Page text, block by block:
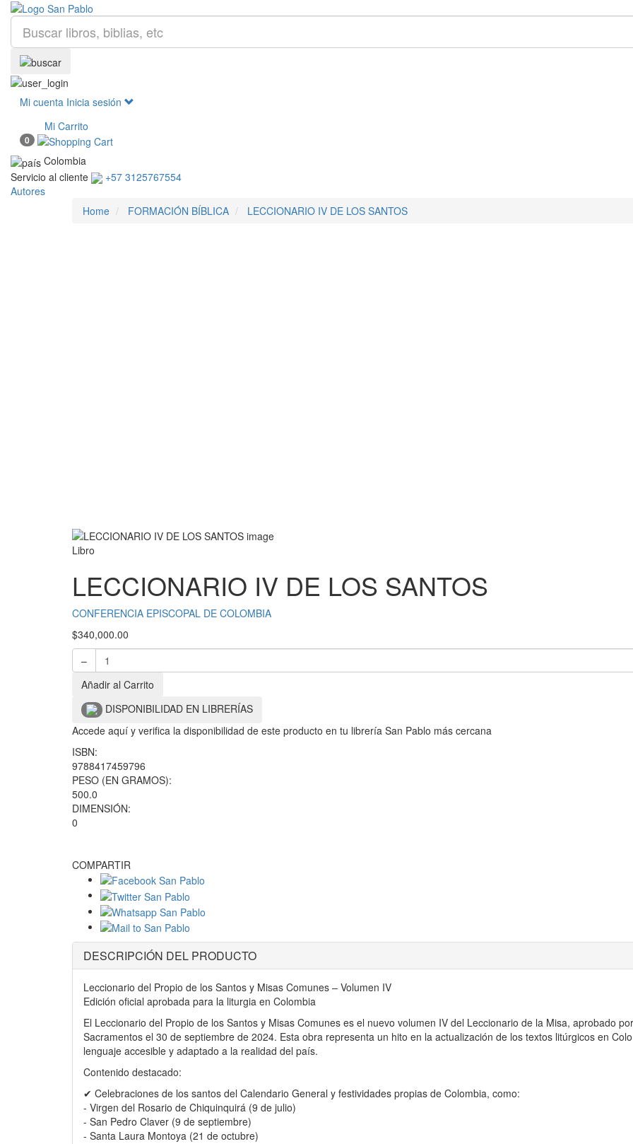
Mi cuenta Inicia sesión
Mi Carrito
0
Colombia
Servicio al cliente
+57 3125767554
Autores
Home
FORMACIÓN BÍBLICA LECCIONARIO IV DE LOS SANTOS
Libro
LECCIONARIO IV DE LOS SANTOS
CONFERENCIA EPISCOPAL DE COLOMBIA
$340,000.00
–
Añadir al Carrito
DISPONIBILIDAD EN LIBRERÍAS
Accede aquí y verifica la disponibilidad de este producto en tu librería San Pablo más cercana
ISBN:
9788417459796
PESO (EN GRAMOS):
500.0
DIMENSIÓN:
0
COMPARTIR
DESCRIPCIÓN DEL PRODUCTO
Leccionario del Propio de los Santos y Misas Comunes – Volumen IV
Edición oficial aprobada para la liturgia en Colombia
El Leccionario del Propio de los Santos y Misas Comunes es el nuevo volumen IV del Leccionario de la Misa, aprobado
Sacramentos el 30 de septiembre de 2024. Esta obra representa un hito en la actualización de los textos litúrgicos en
lenguaje accesible y adaptado a la realidad del país.
Contenido destacado:
✔ Celebraciones de los santos del Calendario General y festividades propias de Colombia, como:
- Virgen del Rosario de Chiquinquirá (9 de julio)
- San Pedro Claver (9 de septiembre)
- Santa Laura Montoya (21 de octubre)